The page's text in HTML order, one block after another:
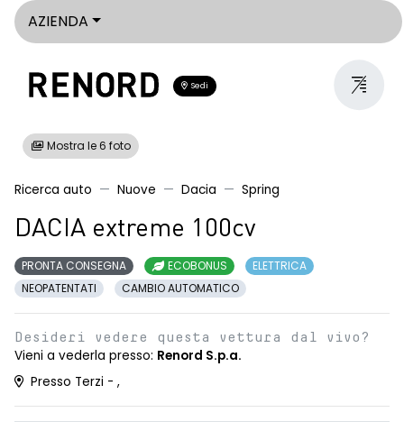
AZIENDA
Sedi
Mostra le 6 foto
Ricerca auto Nuove Dacia Spring
DACIA extreme 100cv
PRONTA CONSEGNA ECOBONUS
ELETTRICA
NEOPATENTATI
CAMBIO AUTOMATICO
Desideri vedere questa vettura dal vivo?
Vieni a vederla presso: Renord S.p.a.
Presso Terzi - ,